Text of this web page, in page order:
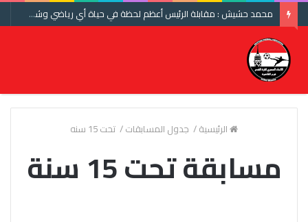
محمد حشيش : مقابلة الرئيس أعظم لحظة في حياة أي رياضي وشكرا اتحاد الكرة ومنتخب مصر
الرئيسية/ جدول المسابقات/ تحت 15 سنه
مسابقة تحت 15 سنة